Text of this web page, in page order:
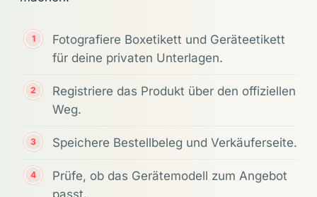
Fotografiere Boxetikett und Geräteetikett
für deine privaten Unterlagen.
Registriere das Produkt über den offiziellen
Weg.
Speichere Bestellbeleg und Verkäuferseite.
Prüfe, ob das Gerätemodell zum Angebot